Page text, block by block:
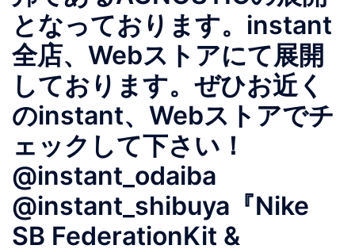
となっております。instant
全店、Webストアにて展開
しております。ぜひお近く
のinstant、Webストアでチ
ェックして下さい！
@instant_odaiba
@instant_shibuya『Nike
SB FederationKit &